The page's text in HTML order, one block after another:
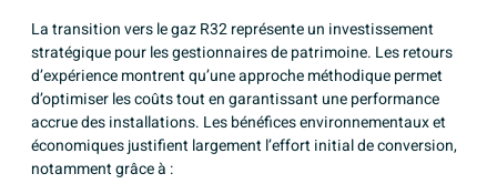
La transition vers le gaz R32 représente un investissement
stratégique pour les gestionnaires de patrimoine. Les retours
d’expérience montrent qu’une approche méthodique permet
d’optimiser les coûts tout en garantissant une performance
accrue des installations. Les bénéfices environnementaux et
économiques justifient largement l’effort initial de conversion,
notamment grâce à :